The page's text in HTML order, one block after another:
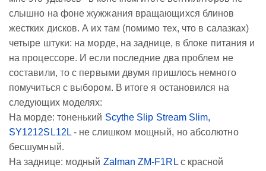
слышно на фоне жужжания вращающихся блинов
жестких дисков. А их там (помимо тех, что в салазках)
четыре штуки: на морде, на заднице, в блоке питания и
на процессоре. И если последние два проблем не
составили, то с первыми двумя пришлось немного
помучиться с выбором. В итоге я остановился на
следующих моделях:
На морде: тоненький Scythe Slip Stream Slim,
SY1212SL12L- не слишком мощный, но абсолютно
бесшумный.
На заднице: модный Zalman ZM-F1RLс красной